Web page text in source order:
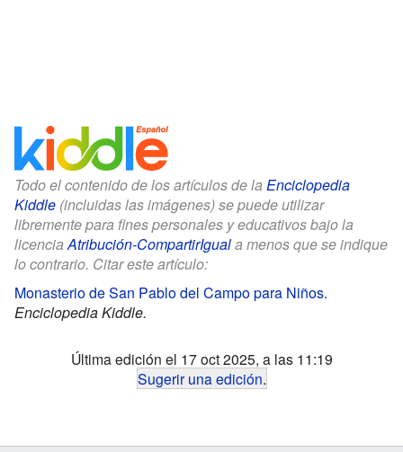
Todo el contenido de los artículos de la Enciclopedia
Kiddle (incluidas las imágenes) se puede utilizar
libremente para fines personales y educativos bajo la
licenciaAtribución-CompartirIguala menos que se indique
lo contrario. Citar este artículo:
Monasterio de San Pablo del Campo para Niños.
Enciclopedia Kiddle.
Última edición el 17 oct 2025, a las 11:19
Sugerir una edición.